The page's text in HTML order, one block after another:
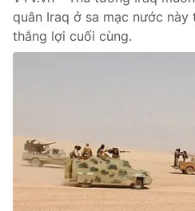
quân Iraq ở sa mạc nước
thắng lợi cuối cùng.